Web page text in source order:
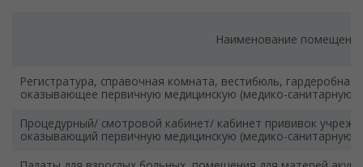
Наименование
Регистратура, справочная комната, вестибюль,
оказывающее первичную медицинскую (медико-
Процедурный/ смотровой кабинет/ кабинет прививок
оказывающий первичную медицинскую (медико-